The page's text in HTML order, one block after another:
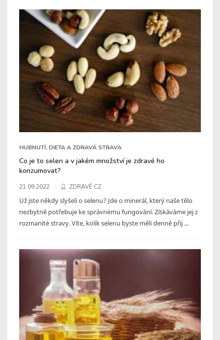
HUBNUTÍ, DIETA A ZDRAVÁ STRAVA
Co je to selen a v jakém množství je zdravé ho
konzumovat?
21.09.2022 ZDRAVĚ.CZ
Už jste někdy slyšeli o selenu? Jde o minerál, který naše tělo
nezbytně potřebuje ke správnému fungování. Získáváme jej z
rozmanité stravy. Víte, kolik selenu byste měli denně přij ...